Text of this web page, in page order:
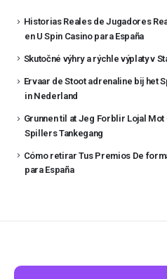
Historias Reales de Jugadores
en U Spin Casino para España
Skutočné výhry a rýchle výplaty v
Ervaar de Stoot adrenaline bij het
in Nederland
Grunnen til at Jeg Forblir Lojal
Spillers Tankegang
Cómo retirar Tus Premios De
para España